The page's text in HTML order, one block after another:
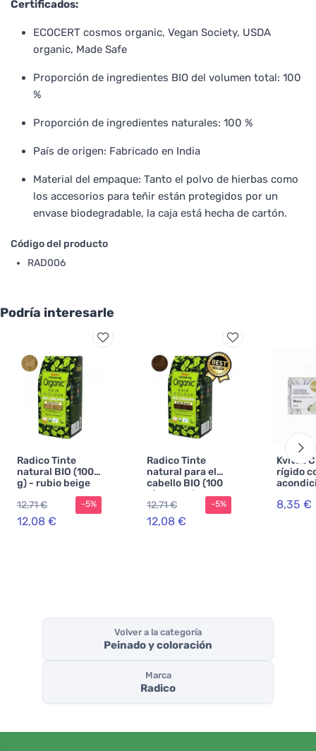
Certificados:
ECOCERT cosmos organic, Vegan Society, USDA
organic, Made Safe
Proporción de ingredientes BIO del volumen total: 100
%
Proporción de ingredientes naturales: 100 %
País de origen: Fabricado en India
Material del empaque: Tanto el polvo de hierbas como
los accesorios para teñir están protegidos por un
envase biodegradable, la caja está hecha de cartón.
Código del producto
RAD006
Podría interesarle
Radico Tinte
natural BIO (100
g) - rubio beige
12,71 €
12,08 €
-5%
Radico Tinte
natural para el
cabello BIO (100
g) - marrón
oscuro
12,71 €
12,08 €
-5%
Kvitok
rígido
8,35 €
Volver a la categoría
Peinado y coloración
Marca
Radico